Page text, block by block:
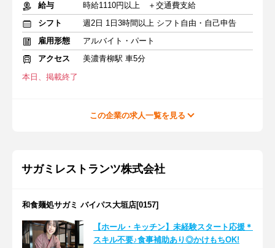
給与
時給1110円以上 ＋交通費支給
シフト
週2日 1日3時間以上 シフト自由・自己申告
雇用形態
アルバイト・パート
アクセス
美濃青柳駅 車5分
本日、掲載終了
この企業の求人一覧を見る
サガミレストランツ株式会社
和食麺処サガミ バイパス大垣店[0157]
【ホール・キッチン】未経験スタート応援＊
スキル不要♪食事補助あり◎かけもちOK!